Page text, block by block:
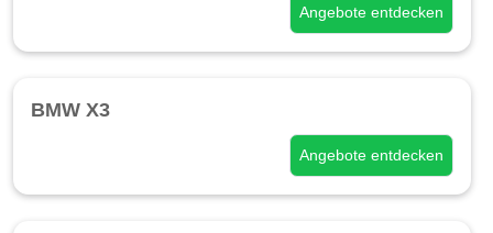
Angebote entdecken
BMW X3
Angebote entdecken